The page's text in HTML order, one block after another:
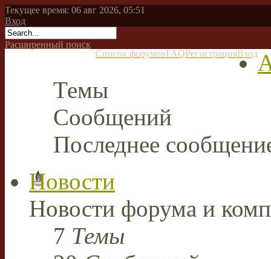
Текущее время: 06 авг 2026, 05:51
Вход
Расширенный поиск
Список форумовFAQРегистрацияВход
Темы
Сообщений
Последнее
Новости
Новости форума и
7 Темы